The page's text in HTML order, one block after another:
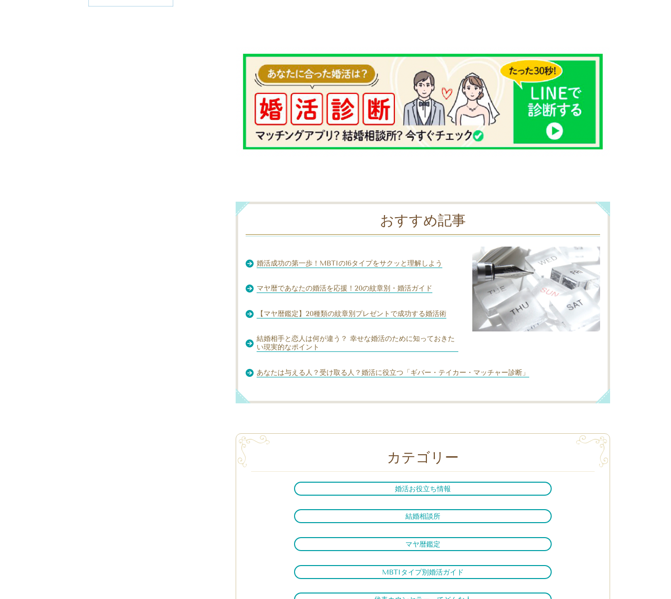
おすすめ記事
婚活成功の第一歩！MBTIの16タイプをサクッと理解しよう
マヤ暦であなたの婚活を応援！20の紋章別・婚活ガイド
【マヤ暦鑑定】20種類の紋章別プレゼントで成功する婚活術
結婚相手と恋人は何が違う？ 幸せな婚活のために知っておきた
い現実的なポイント
あなたは与える人？受け取る人？婚活に役立つ「ギバー・テイカー・マッチャー診断」
カテゴリー
婚活お役立ち情報
結婚相談所
マヤ暦鑑定
MBTIタイプ別婚活ガイド